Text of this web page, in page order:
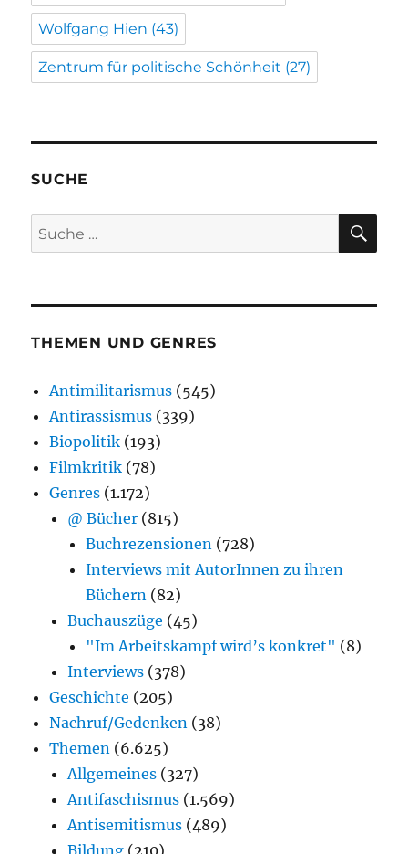
Wolfgang Hien (43)
Zentrum für politische Schönheit (27)
SUCHE
Suche
nach:
THEMEN UND GENRES
Antimilitarismus (545)
Antirassismus (339)
Biopolitik (193)
Filmkritik (78)
Genres (1.172)
@ Bücher (815)
Buchrezensionen (728)
Interviews mit AutorInnen zu ihren
Büchern (82)
Buchauszüge (45)
"Im Arbeitskampf wird’s konkret" (8)
Interviews (378)
Geschichte (205)
Nachruf/Gedenken (38)
Themen (6.625)
Allgemeines (327)
Antifaschismus (1.569)
Antisemitismus (489)
Bildung (210)